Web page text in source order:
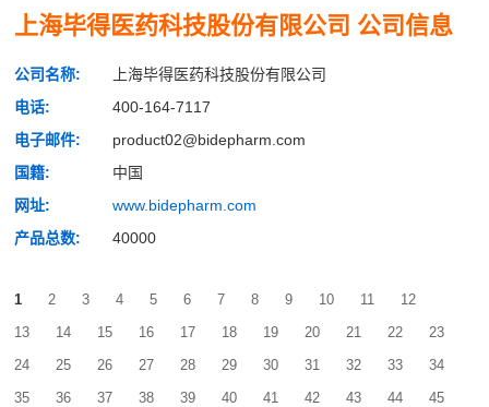
上海毕得医药科技股份有限公司 公司信息
公司名称:
上海毕得医药科技股份有限公司
电话:
400-164-7117
电子邮件:
product02@bidepharm.com
国籍:
中国
网址:
www.bidepharm.com
产品总数:
40000
1 2 3 4 5 6 7 8 9 10 11
12
13
14 15 16 17 18 19 20 21 22
23
24
25 26 27 28 29 30 31 32 33
34
35
36 37 38 39 40 41 42 43 44
45